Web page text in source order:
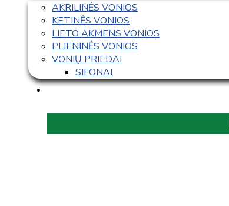
AKRILINĖS VONIOS
KETINĖS VONIOS
LIETO AKMENS VONIOS
PLIENINĖS VONIOS
VONIŲ PRIEDAI
SIFONAI